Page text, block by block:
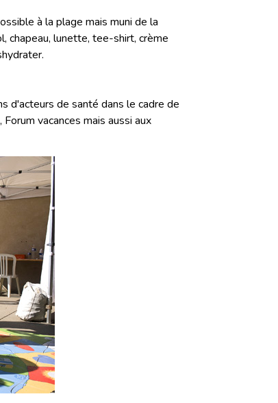
à la plage mais muni de la
chapeau, lunette, tee-shirt, crème
d'acteurs de santé dans le cadre de
vacances mais aussi aux